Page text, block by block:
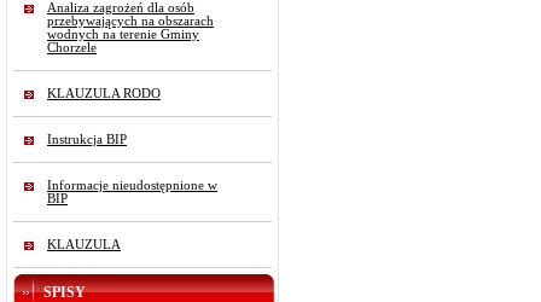
Analiza zagrożeń dla osób
przebywających na obszarach
wodnych na terenie Gminy
Chorzele
KLAUZULA RODO
Instrukcja BIP
Informacje nieudostępnione w
BIP
KLAUZULA
SPISY